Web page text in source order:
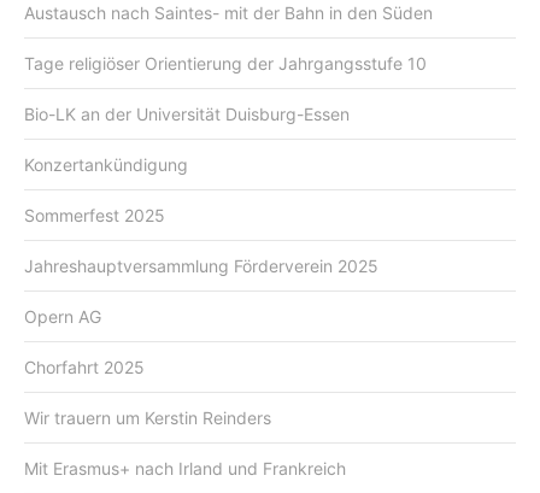
Austausch nach Saintes- mit der Bahn in den Süden
Tage religiöser Orientierung der Jahrgangsstufe 10
Bio-LK an der Universität Duisburg-Essen
Konzertankündigung
Sommerfest 2025
Jahreshauptversammlung Förderverein 2025
Opern AG
Chorfahrt 2025
Wir trauern um Kerstin Reinders
Mit Erasmus+ nach Irland und Frankreich